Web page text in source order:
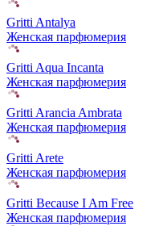
Gritti Antalya
Женская парфюмерия
Gritti Aqua Incanta
Женская парфюмерия
Gritti Arancia Ambrata
Женская парфюмерия
Gritti Arete
Женская парфюмерия
Gritti Because I Am Free
Женская парфюмерия